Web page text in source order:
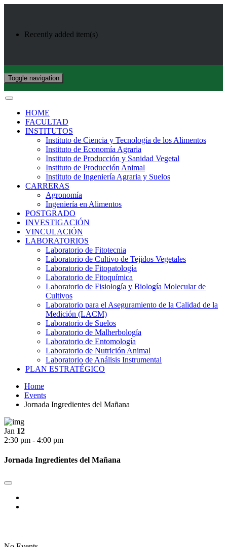
Recently added item(s)
Toggle navigation
HOME
FACULTAD
INSTITUTOS
Instituto de Ciencia y Tecnología de los Alimentos
Instituto de Economía Agraria
Instituto de Producción y Sanidad Vegetal
Instituto de Producción Animal
Instituto de Ingeniería Agraria y Suelos
CARRERAS
Agronomía
Ingeniería en Alimentos
POSTGRADO
INVESTIGACIÓN
VINCULACIÓN
LABORATORIOS
Laboratorio de Fitotecnia
Laboratorio de Cultivo de Tejidos Vegetales
Laboratorio de Fitopatología
Laboratorio de Fitoquímica
Laboratorio de Fisiología y Biología Molecular de
Cultivos
Laboratorio para el Aseguramiento de la Calidad de la
Medición (LACM)
Laboratorio de Suelos
Laboratorio de Malherbología
Laboratorio de Entomología
Laboratorio de Nutrición Animal
Laboratorio de Análisis Instrumental
PLAN ESTRATÉGICO
Home
Events
Jornada Ingredientes del Mañana
Jan 12
2:30 pm - 4:00 pm
Jornada Ingredientes del Mañana